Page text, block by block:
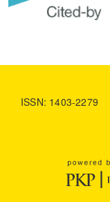
ISSN: 1403-2279